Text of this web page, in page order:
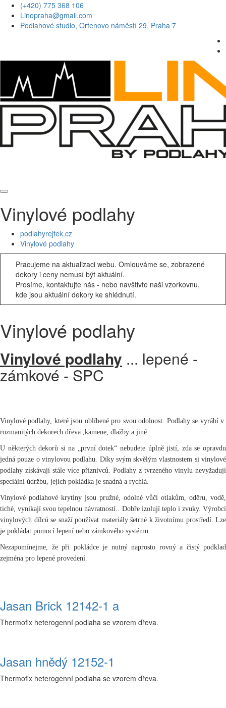
(+420) 775 368 106
Linopraha@gmail.com
Podlahové studio, Ortenovo náměstí 29, Praha 7
Vinylové podlahy
podlahyrejfek.cz
Vinylové podlahy
Pracujeme na aktualizaci webu. Omlouváme se, zobrazené
dekory i ceny nemusí být aktuální.
Prosíme, kontaktujte nás - nebo navštivte naši vzorkovnu,
kde jsou aktuální dekory ke shlédnutí.
Vinylové podlahy
Vinylové podlahy ... lepené -
zámkové - SPC
Vinylové podlahy, které jsou oblíbené pro svou odolnost. Podlahy se vyrábí v
rozmanitých dekorech dřeva ,kamene, dlažby a jiné.
U některých dekorů si na „první dotek“ nebudete úplně jistí, zda se opravdu
jedná pouze o vinylovou podlahu. Díky svým skvělým vlastnostem si vinylové
podlahy získávají stále více příznivců. Podlahy z tvrzeného vinylu nevyžadují
speciální údržbu, jejich pokládka je snadná a rychlá.
Vinylové podlahové krytiny jsou pružné, odolné vůči otlakům, oděru, vodě,
tiché, vynikají svou tepelnou návratností.. Dobře izolují teplo i zvuky. Výrobci
vinylových dílců se snaží používat materiály šetrné k životnímu prostředí. Lze
je pokládat pomocí lepení nebo zámkového systému.
Nezapomínejme, že při pokládce je nutný naprosto rovný a čistý podklad
zejména pro lepené provedení.
Jasan Brick 12142-1 a
Thermofix heterogenní podlaha se vzorem dřeva.
Jasan hnědý 12152-1
Thermofix heterogenní podlaha se vzorem dřeva.